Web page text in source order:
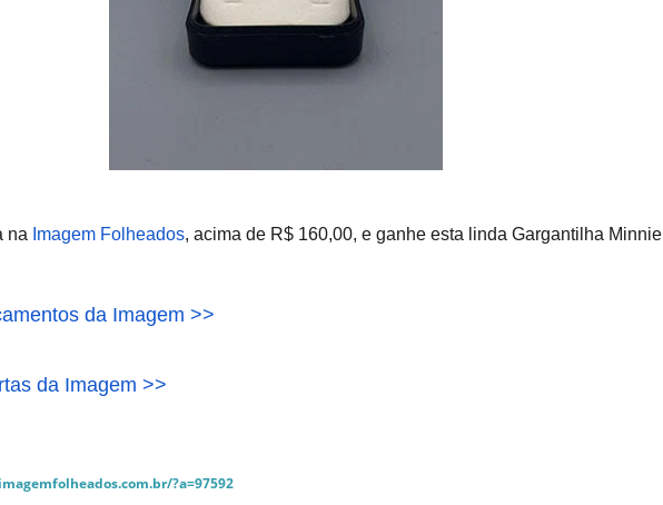
na Imagem Folheados, acima de R$ 160,00, e ganhe esta linda Gargantilha Minnie
da Imagem >>
da Imagem >>
?a=97592